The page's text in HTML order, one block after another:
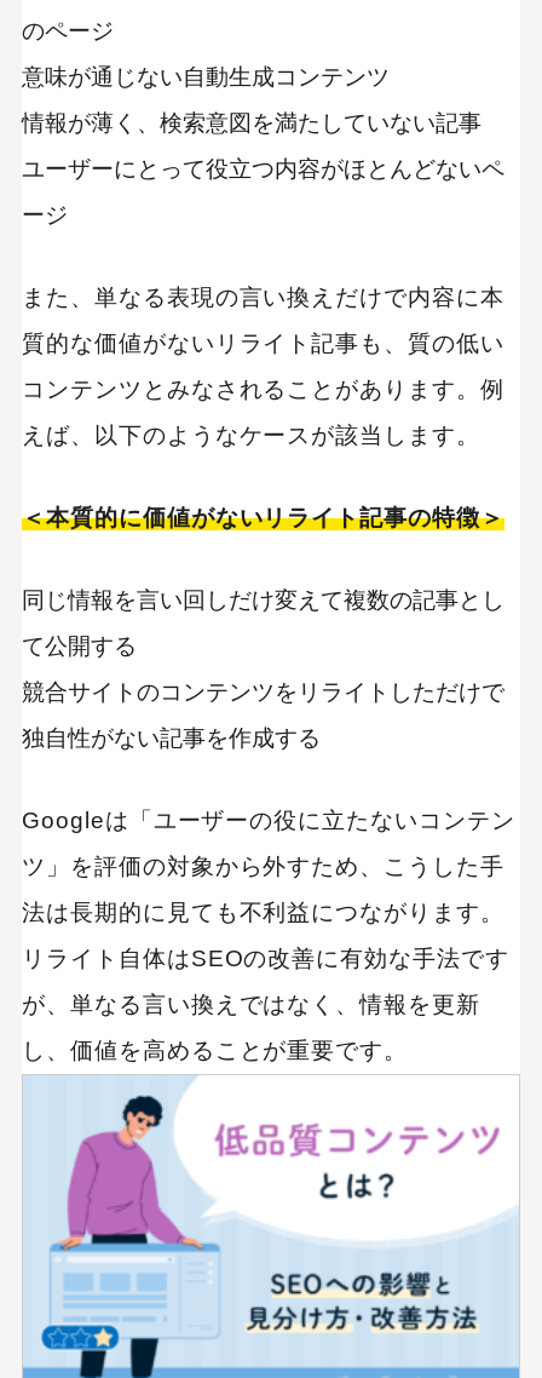
のページ
意味が通じない自動生成コンテンツ
情報が薄く、検索意図を満たしていない記事
ユーザーにとって役立つ内容がほとんどないペ
ージ
また、単なる表現の言い換えだけで内容に本
質的な価値がないリライト記事も、質の低い
コンテンツとみなされることがあります。例
えば、以下のようなケースが該当します。
＜本質的に価値がないリライト記事の特徴＞
同じ情報を言い回しだけ変えて複数の記事とし
て公開する
競合サイトのコンテンツをリライトしただけで
独自性がない記事を作成する
Googleは「ユーザーの役に立たないコンテン
ツ」を評価の対象から外すため、こうした手
法は長期的に見ても不利益につながります。
リライト自体はSEOの改善に有効な手法です
が、単なる言い換えではなく、情報を更新
し、価値を高めることが重要です。